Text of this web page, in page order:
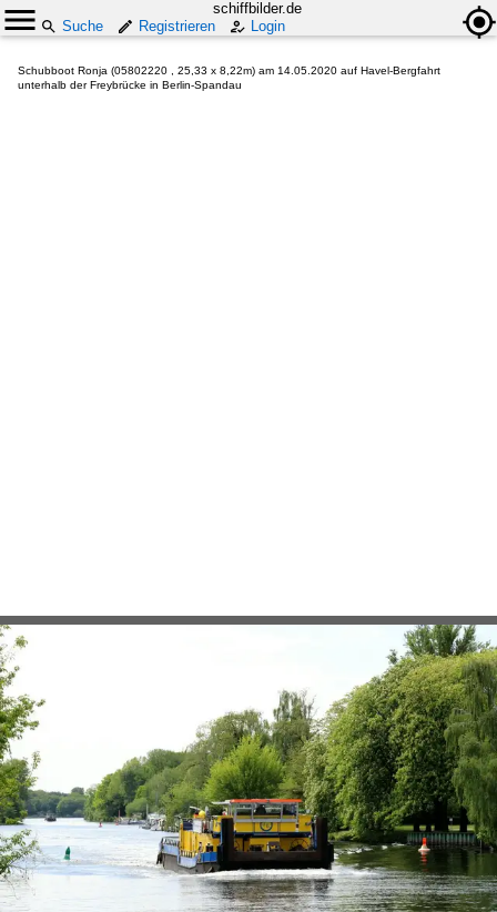
schiffbilder.de
Suche
Registrieren Login
Schubboot Ronja (05802220 , 25,33 x 8,22m) am 14.05.2020 auf Havel-Bergfahrt
unterhalb der Freybrücke in Berlin-Spandau